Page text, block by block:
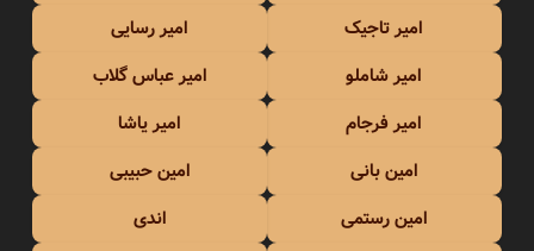
امیر تاجیک
امیر رسایی
امیر شاملو
امیر عباس گلاب
امیر فرجام
امیر یاشا
امین بانی
امین حبیبی
امین رستمی
اندی